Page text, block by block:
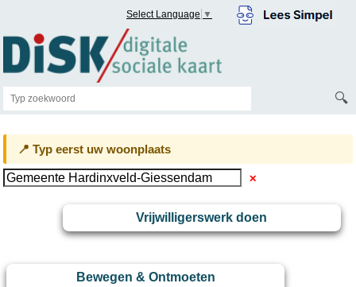
Select Language ▼
🔍
📍 Typ eerst uw woonplaats
✕
Vrijwilligerswerk doen
Bewegen & Ontmoeten